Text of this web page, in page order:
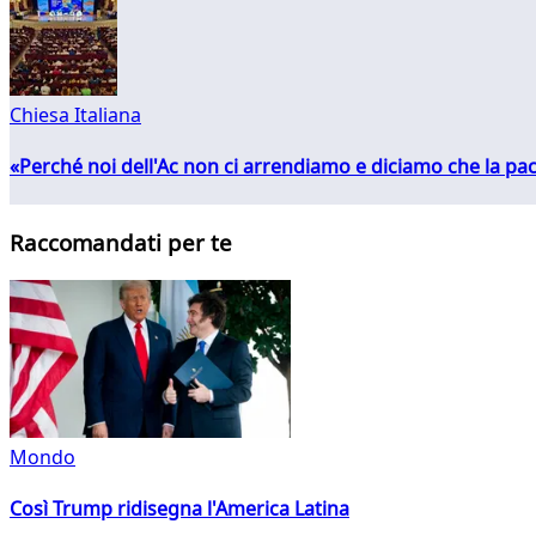
Chiesa Italiana
«Perché noi dell'Ac non ci arrendiamo e diciamo che la
Raccomandati per te
Mondo
Così Trump ridisegna l'America Latina